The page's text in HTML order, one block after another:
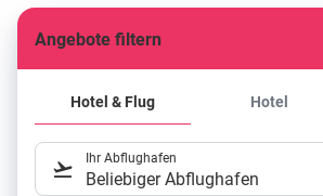
Angebote filtern
Hotel & Flug Hotel
Ihr Abflughafen
Beliebiger Abflughafen